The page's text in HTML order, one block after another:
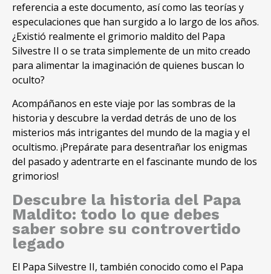
referencia a este documento, así como las teorías y
especulaciones que han surgido a lo largo de los años.
¿Existió realmente el grimorio maldito del Papa
Silvestre II o se trata simplemente de un mito creado
para alimentar la imaginación de quienes buscan lo
oculto?
Acompáñanos en este viaje por las sombras de la
historia y descubre la verdad detrás de uno de los
misterios más intrigantes del mundo de la magia y el
ocultismo. ¡Prepárate para desentrañar los enigmas
del pasado y adentrarte en el fascinante mundo de los
grimorios!
Descubre la historia del Papa
Maldito: todo lo que debes
saber sobre su controvertido
legado
El Papa Silvestre II, también conocido como el Papa